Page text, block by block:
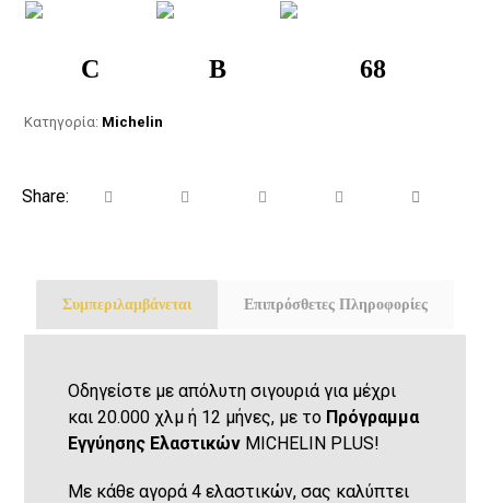
C B 68
Κατηγορία: Michelin
Συμπεριλαμβάνεται Επιπρόσθετες Πληροφορίες
Οδηγείστε με απόλυτη σιγουριά για μέχρι
και 20.000 χλμ ή 12 μήνες, με το Πρόγραμμα
Εγγύησης Ελαστικών MICHELIN PLUS!
Με κάθε αγορά 4 ελαστικών, σας καλύπτει